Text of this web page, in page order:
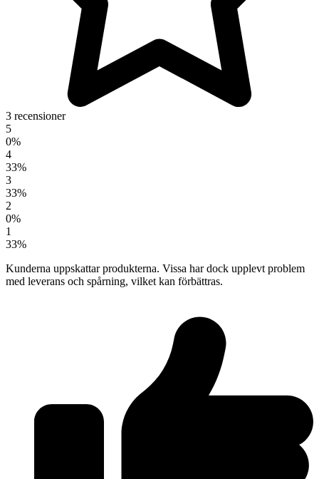
3 recensioner
5
0%
4
33%
3
33%
2
0%
1
33%
Kunderna uppskattar produkterna. Vissa har dock upplevt problem
med leverans och spårning, vilket kan förbättras.